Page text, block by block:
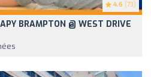
4.6 (73)
BRAMPTON @ WEST DRIVE